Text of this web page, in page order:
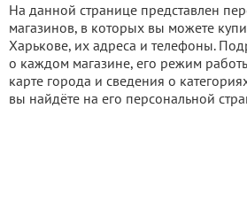
На данной странице представлен
магазинов, в которых вы можете
Харькове, их адреса и телефоны.
о каждом магазине, его режим
карте города и сведения о
вы найдёте на его персональной